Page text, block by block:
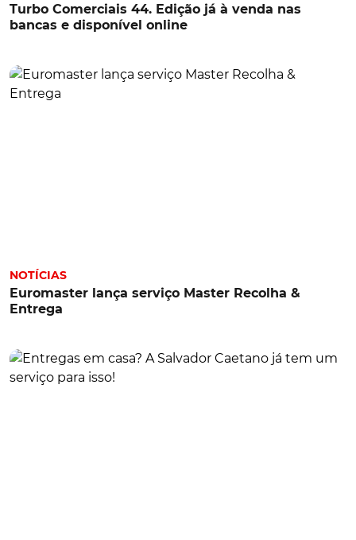
Turbo Comerciais 44. Edição já à venda nas
bancas e disponível online
NOTÍCIAS
Euromaster lança serviço Master Recolha &
Entrega